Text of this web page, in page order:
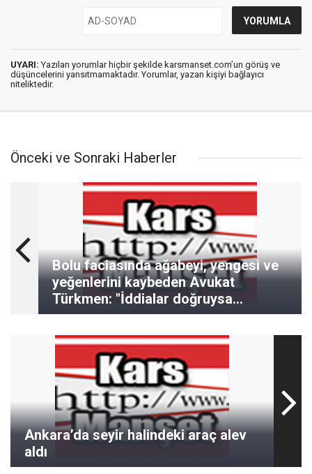
UYARI: Yazılan yorumlar hiçbir şekilde karsmanset.com’un görüş ve
düşüncelerini yansıtmamaktadır. Yorumlar, yazan kişiyi bağlayıcı
niteliktedir.
Önceki ve Sonraki Haberler
Bolu faciasında ağabeyi, yengesi ve
yeğenlerini kaybeden Avukat
Türkmen: "İddialar doğruysa
cinayete yakın bir eylem"
Ankara’da seyir halindeki araç alev
aldı